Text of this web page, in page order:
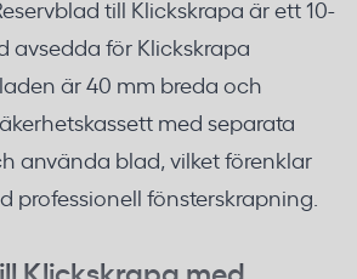
till Klickskrapa är ett 10-
avsedda för Klickskrapa
är 40 mm breda och
med separata
använda blad, vilket förenklar
professionell fönsterskrapning.